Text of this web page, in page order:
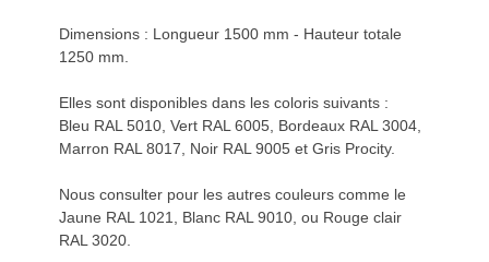
Dimensions : Longueur 1500 mm - Hauteur totale
1250 mm.
Elles sont disponibles dans les coloris suivants :
Bleu RAL 5010, Vert RAL 6005, Bordeaux RAL 3004,
Marron RAL 8017, Noir RAL 9005 et Gris Procity.
Nous consulter pour les autres couleurs comme le
Jaune RAL 1021, Blanc RAL 9010, ou Rouge clair
RAL 3020.